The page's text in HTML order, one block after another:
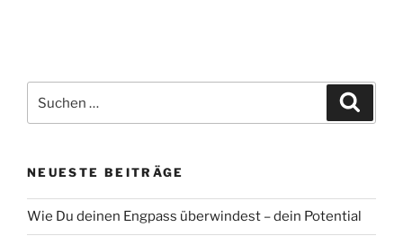
können
der
Produktseite
nach:
NEUESTE BEITRÄGE
Wie Du deinen Engpass überwindest – dein Potential